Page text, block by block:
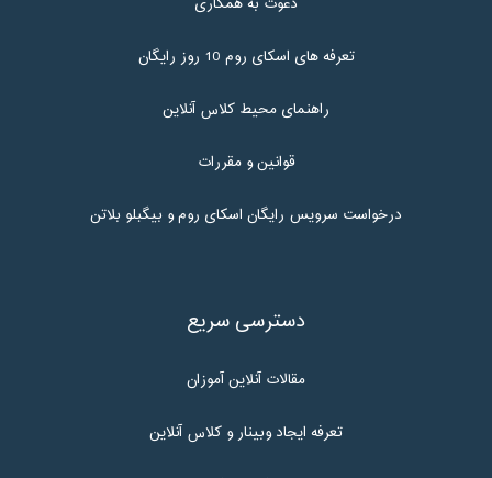
تعرفه های اسکای روم 10 روز رایگان
راهنمای محیط کلاس آنلاین
قوانین و مقررات
درخواست سرویس رایگان اسکای روم و بیگبلو بلاتن
دسترسی سریع
مقالات آنلاین آموزان
تعرفه ایجاد وبینار و کلاس آنلاین